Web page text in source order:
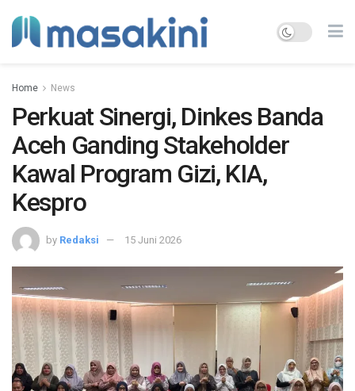
Home News
Perkuat Sinergi, Dinkes Banda
Aceh Ganding Stakeholder
Kawal Program Gizi, KIA,
Kespro
by Redaksi 15 Juni 2026